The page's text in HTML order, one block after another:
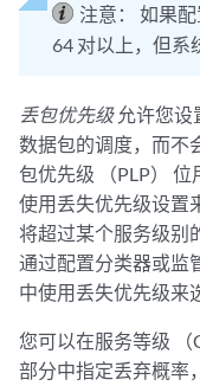
注意： 如果配
64 对以上，但系
丢包优先级允许您设
数据包的调度，而不
包优先级 （PLP）
使用丢失优先级设置
将超过某个服务级别
通过配置分类器或监
中使用丢失优先级来
您可以在服务等级 （
部分中指定丢弃概率